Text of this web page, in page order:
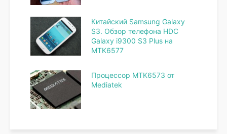
Китайский Samsung Galaxy
S3. Обзор телефона HDC
Galaxy i9300 S3 Plus на
MTK6577
Процессор MTK6573 от
Mediatek